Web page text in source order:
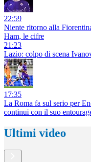
22:59
Niente ritorno alla
Ham, le cifre
21:23
Lazio: colpo di scena
17:35
La Roma fa sul serio per
continui con il suo
Ultimi video